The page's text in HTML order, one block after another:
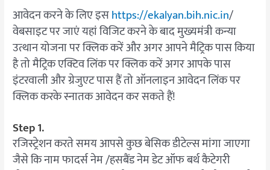
आवेदन करने के लिए इसhttps://ekalyan.bih.nic.in/
वेबसाइट पर जाएं यहां विजिट करने के बाद मुख्यमंत्री कन्या
उत्थान योजना पर क्लिक करें और अगर आपने मैट्रिक पास किया
है तो मैट्रिक एक्टिव लिंक पर क्लिक करें अगर आपके पास
इंटरवाली और ग्रेजुएट पास हैं तो ऑनलाइन आवेदन लिंक पर
क्लिक करके स्नातक आवेदन कर सकते हैं!
Step 1.
रजिस्ट्रेशन करते समय आपसे कुछ बेसिक डीटेल्स मांगा जाएगा
जैसे कि नाम फादर्स नेम /हसबैंड नेम डेट ऑफ बर्थ कैटेगरी